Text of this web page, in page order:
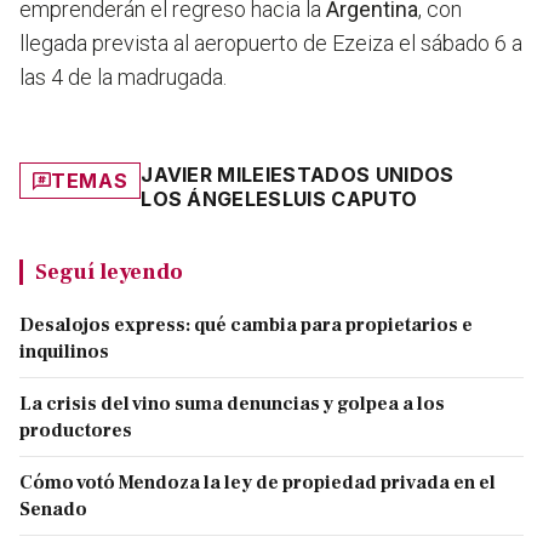
emprenderán el regreso hacia la Argentina, con
llegada prevista al aeropuerto de Ezeiza el sábado 6 a
las 4 de la madrugada.
TEMAS JAVIER MILEIESTADOS UNIDOS
LOS ÁNGELESLUIS CAPUTO
Seguí leyendo
Desalojos express: qué cambia para propietarios e
inquilinos
La crisis del vino suma denuncias y golpea a los
productores
Cómo votó Mendoza la ley de propiedad privada en el
Senado